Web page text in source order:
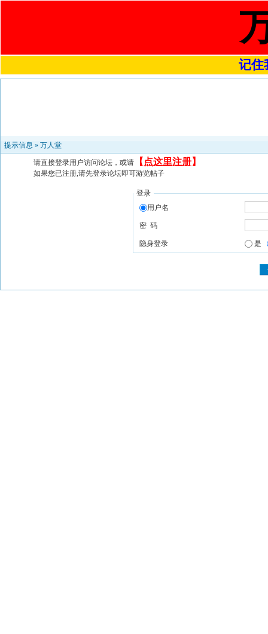
记住
提示信息 » 万人堂
请直接登录用户访问论坛，或请 【 点这里注册】
如果您已注册,请先登录论坛即可游览帖子
登录
用户名
密 码
隐身登录 是